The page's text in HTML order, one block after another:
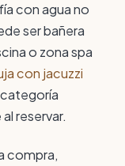
con agua no
ser bañera
o zona spa
con jacuzzi
reservar.
compra,